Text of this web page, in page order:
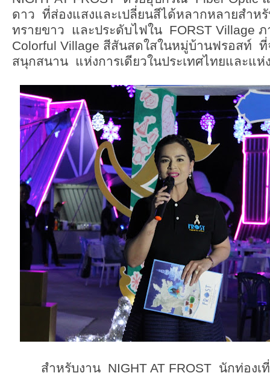
ดาว ที่ส่องแสงและเปลี่ยนสีได้หลากหลายสำห
ทรายขาว และประดับไฟใน FORST Village ภ
Colorful Village สีสันสดใสในหมู่บ้านฟรอสท์
สนุกสนาน แห่งการเดียวในประเทศไทยและแห่
สำหรับงาน NIGHT AT FROST นักท่องเ